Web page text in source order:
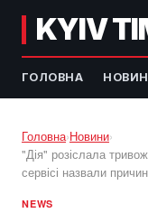
KYIV
ГОЛОВНА
Головна›Новини›
"Дія" розіслала
сервісі назвали
NEWS